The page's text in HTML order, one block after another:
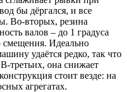
бы дёргался, и все
Во-вторых, резина
валов – до 1 градуса
смещения. Идеально
удаётся редко, так что
третьих, она снижает
стоит везде: на
агрегатах.